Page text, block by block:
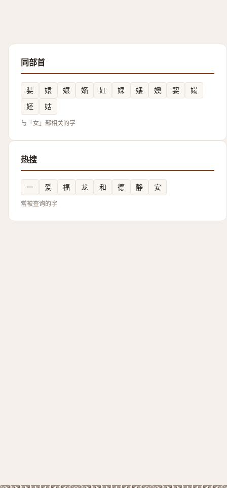
同部首
娤 媴 㜊 㜅 妅 婐 㜢 㜩 㛃
婸
㚰
姑
与「女」部相关的字
热搜
一 爱 福 龙 和 德 静 安
常被查询的字